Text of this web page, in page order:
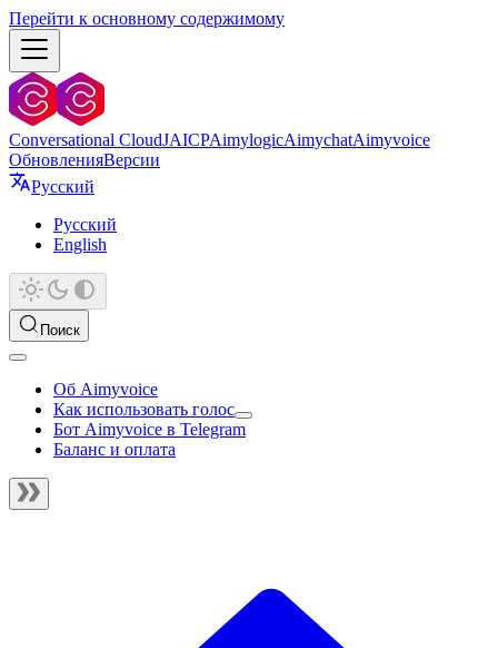
Перейти к основному содержимому
Conversational CloudJAICPAimylogicAimychatAimyvoice
ОбновленияВерсии
Русский
Русский
English
Поиск
Об Aimyvoice
Как использовать голос
Бот Aimyvoice в Telegram
Баланс и оплата